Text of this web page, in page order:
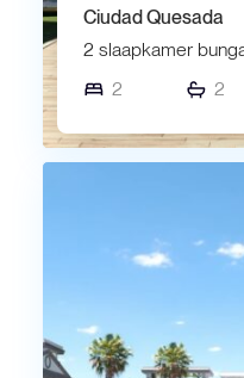
Ciudad Quesada
2 slaapkamer
2
2